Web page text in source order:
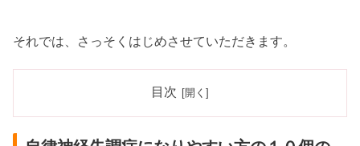
それでは、さっそくはじめさせていただきます。
目次